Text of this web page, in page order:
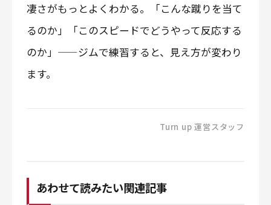
凄さがもっとよくわかる。「こんな蹴りを当て
るのか」「このスピードでどうやって反応する
のか」——ジムで練習すると、見え方が変わり
ます。
Turn up 運営スタッフ
あわせて読みたい関連記事